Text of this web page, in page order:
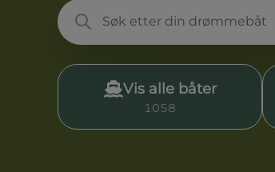
Vis alle båter
1058